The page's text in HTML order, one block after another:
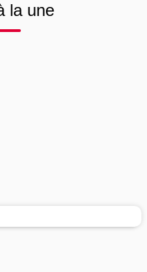
la une